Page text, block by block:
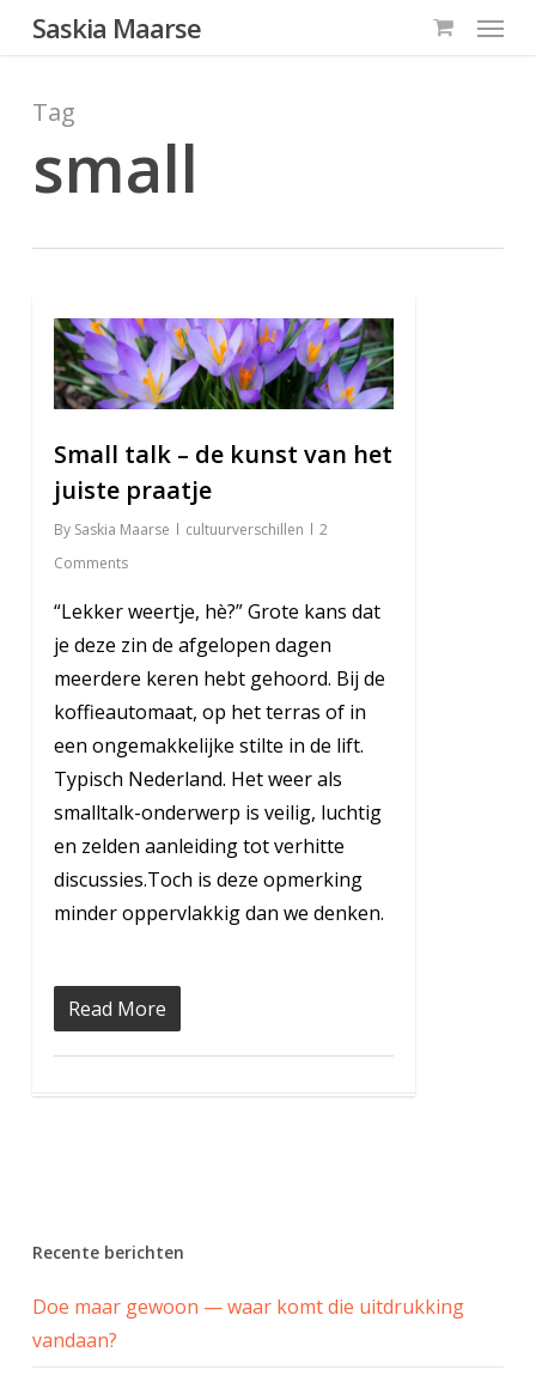
Skip
content
Saskia Maarse Menu
Tag
small
Small talk – de kunst van het
juiste praatje
By Saskia Maarse cultuurverschillen
2
Comments
“Lekker weertje, hè?” Grote kans dat
je deze zin de afgelopen dagen
meerdere keren hebt gehoord. Bij de
koffieautomaat, op het terras of in
een ongemakkelijke stilte in de lift.
Typisch Nederland. Het weer als
smalltalk-onderwerp is veilig, luchtig
en zelden aanleiding tot verhitte
discussies.Toch is deze opmerking
minder oppervlakkig dan we denken.
Read More
0
Recente berichten
Doe maar gewoon — waar komt die uitdrukking
vandaan?